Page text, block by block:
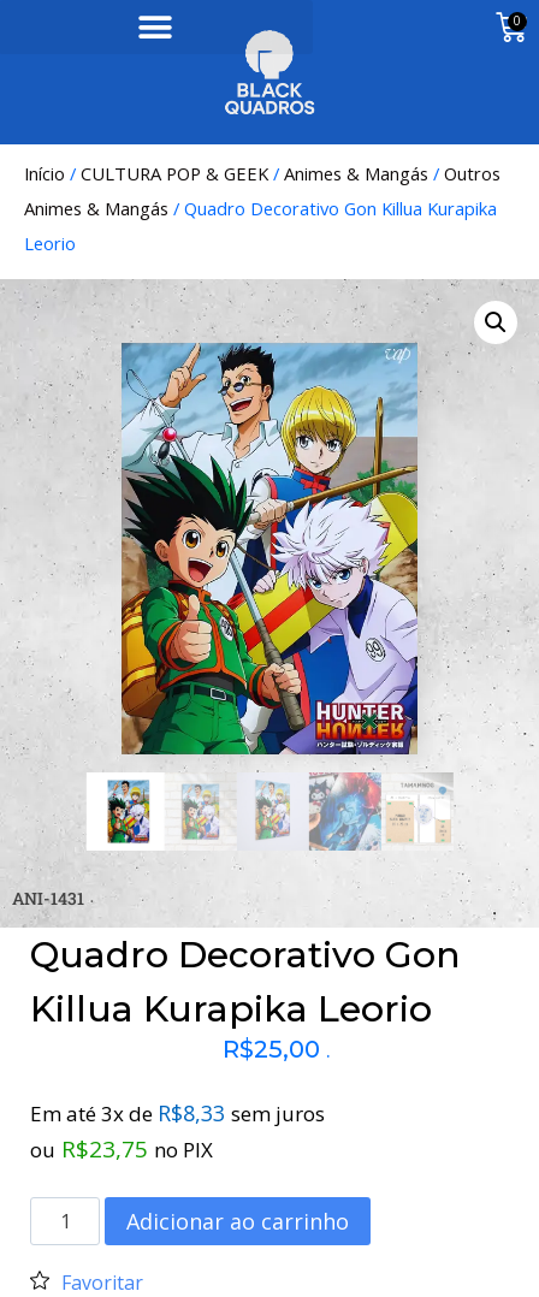
0
Início / CULTURA POP & GEEK/ Animes & Mangás / Outros
Animes & Mangás / Quadro Decorativo Gon Killua Kurapika
Leorio
ANI-1431
Quadro Decorativo Gon
Killua Kurapika Leorio
R$25,00 .
Em até 3x de R$8,33 sem juros
ou R$23,75 no PIX
Adicionar ao carrinho
Favoritar